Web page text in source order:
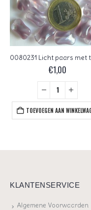
€1,00
TOEVOEGEN AAN
KLANTENSERVICE
Algemene Voorwaarden